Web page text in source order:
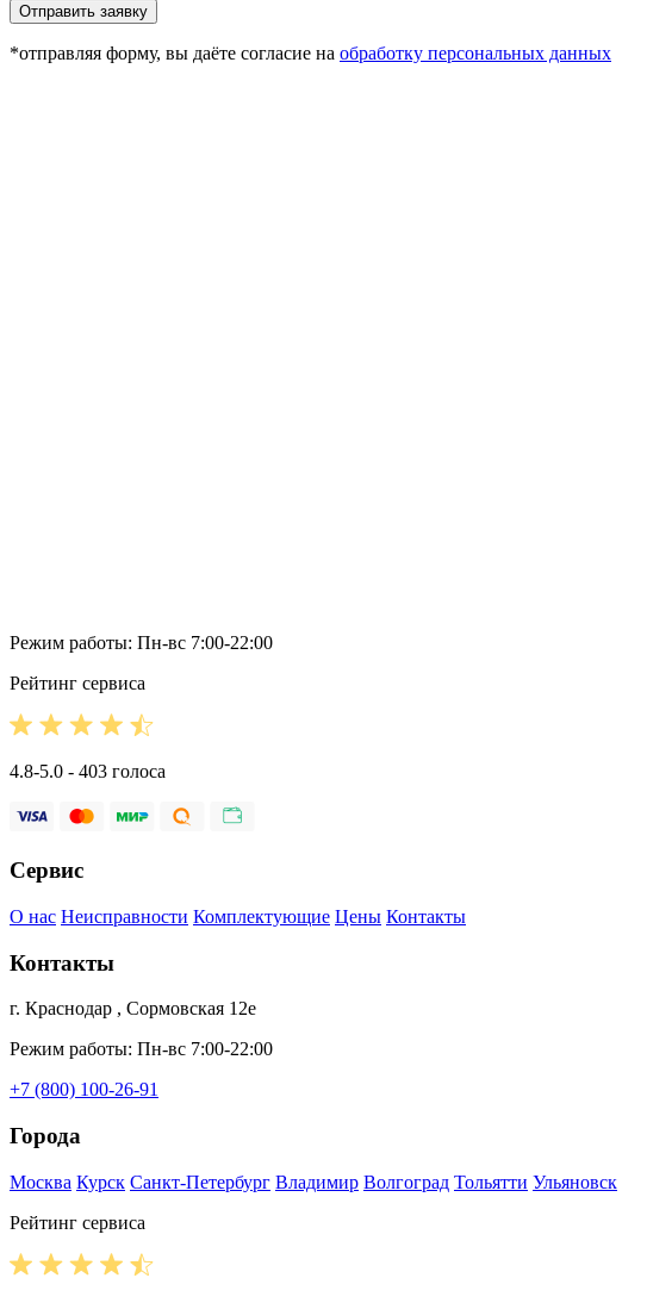
Отправить заявку
*отправляя форму, вы даёте согласие на обработку персональных данных
Режим работы: Пн-вс 7:00-22:00
Рейтинг сервиса
4.8-5.0 - 403 голоса
Сервис
О нас Неисправности Комплектующие Цены Контакты
Контакты
г. Краснодар , Сормовская 12е
Режим работы: Пн-вс 7:00-22:00
+7 (800) 100-26-91
Города
Москва Курск Санкт-Петербург Владимир Волгоград Тольятти Ульяновск
Рейтинг сервиса